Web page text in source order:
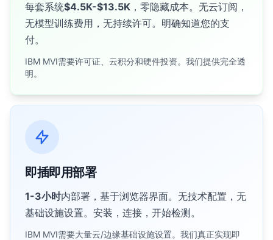
每套系统$4.5K-$13.5K ，零隐藏成本。无云订阅，
无模型训练费用，无持续许可。明确知道您的支
付。
IBM MVI需要许可证、云积分和硬件投资。我们提供完全透
明。
即插即用部署
1-3小时内部署，基于浏览器界面。无技术配置，无
基础设施设置。安装，连接，开始检测。
IBM MVI需要大量云/边缘基础设施设置。我们真正实现即